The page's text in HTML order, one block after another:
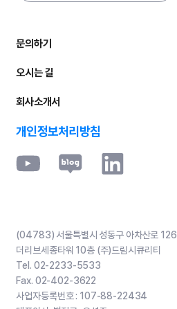
문의하기
오시는 길
회사소개서
개인정보처리방침
(04783) 서울특별시 성동구 아차산로 126
더리브세종타워 10층 (주)드림시큐리티
Tel. 02-2233-5533
Fax. 02-402-3622
사업자등록번호 : 107-88-22434